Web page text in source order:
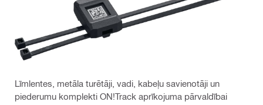
Līmlentes, metāla turētāji, vadi, kabeļu savienotāji un
piederumu komplekti ON!Track aprīkojuma pārvaldībai